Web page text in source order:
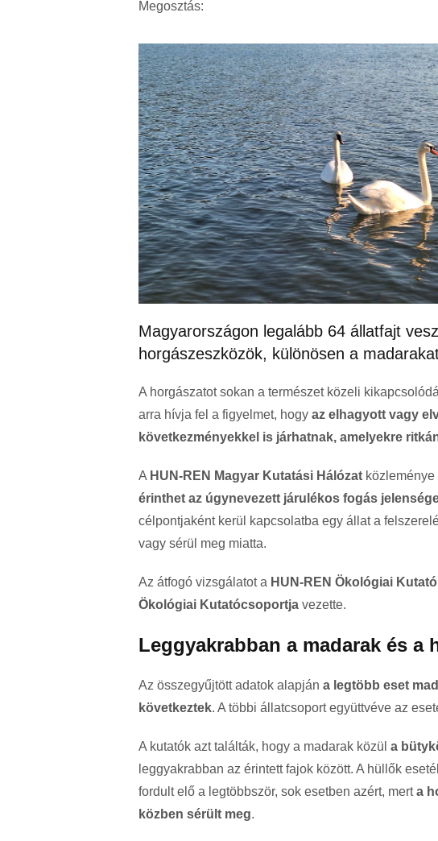
Megosztás:
Magyarországon legalább 64 állatfajt
horgászeszközök, különösen a
A horgászatot sokan a természet közeli
arra hívja fel a figyelmet, hogy az elhagyott vagy
következményekkel is járhatnak, amelyekre
A HUN-REN Magyar Kutatási Hálózat
érinthet az úgynevezett járulékos fogás
célpontjaként kerül kapcsolatba egy állat a
vagy sérül meg miatta.
Az átfogó vizsgálatot a HUN-REN Ökológiai
Ökológiai Kutatócsoportja vezette.
Leggyakrabban a madarak és a
Az összegyűjtött adatok alapján a legtöbb eset
következtek. A többi állatcsoport együttvéve az
A kutatók azt találták, hogy a madarak közül a
leggyakrabban az érintett fajok között. A hüllők
fordult elő a legtöbbször, sok esetben azért, merta
közben sérült meg.